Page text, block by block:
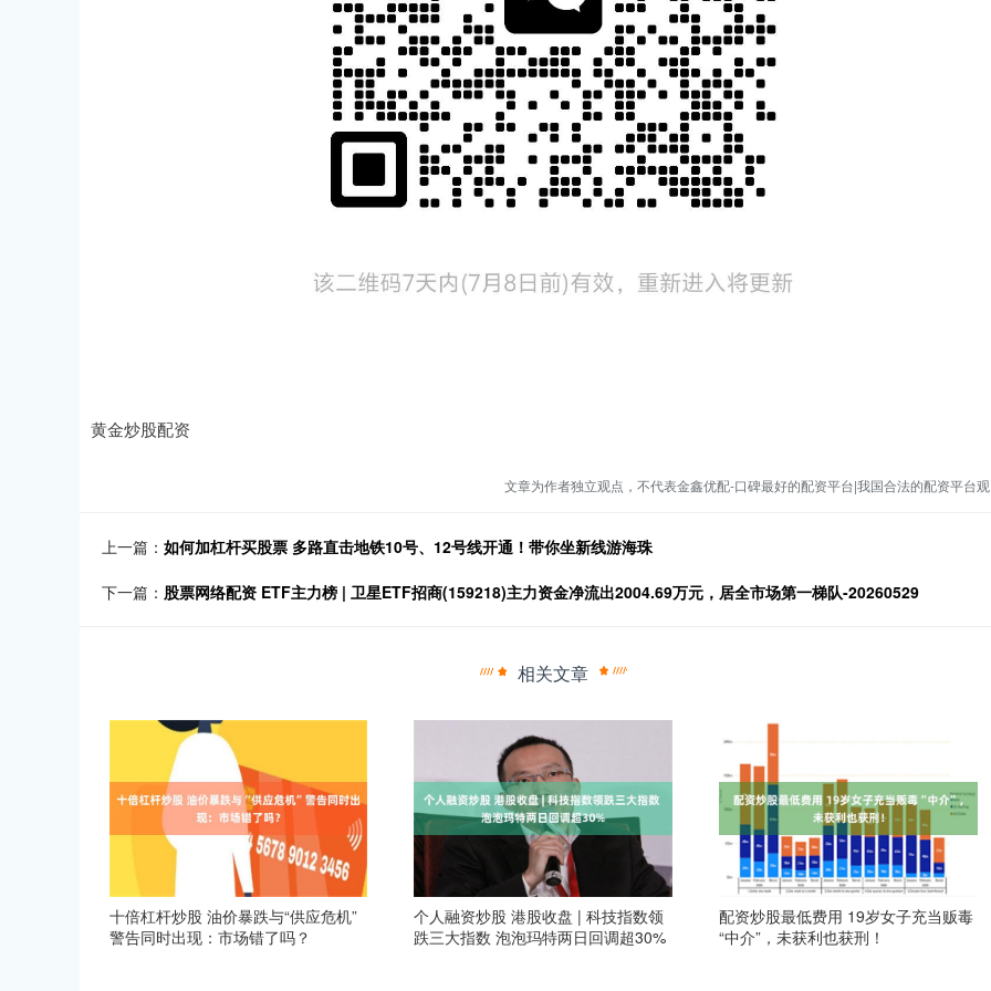
黄金炒股配资
文章为作者独立观点，不代表金鑫优配-口碑最好的配资平台|我国合法的配资平台
上一篇： 如何加杠杆买股票 多路直击地铁10号、12号线开通！带你坐新线游海珠
下一篇： 股票网络配资 ETF主力榜 | 卫星ETF招商(159218)主力资金净流出2004.69万元，居全市场第一梯队-20260529
相关文章
十倍杠杆炒股 油价暴跌与“供应危机”
警告同时出现：市场错了吗？
个人融资炒股 港股收盘 | 科技指数领
跌三大指数 泡泡玛特两日回调超30%
配资炒股最低费用 19岁女子充当贩毒
“中介”，未获利也获刑！